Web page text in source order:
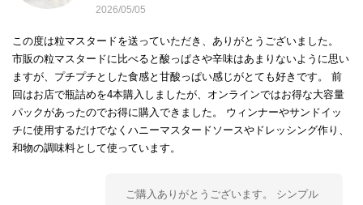
2026/05/05
この度は粒マスタードを送っていただき、ありがとうございました。
市販の粒マスタードに比べると酸っぱさや辛味はあまりないように思い
ますが、プチプチとした食感と甘酸っぱい感じがとても好きです。 前
回はお店で瓶詰めを4本購入しましたが、オンラインではお得な大容量
パックがあったのでお得に購入できました。 ウィンナーやサンドイッ
チに使用するだけでなくハニーマスタードソースやドレッシング作り、
和物の調味料として使っています。
ご購入ありがとうございます。 シンプル